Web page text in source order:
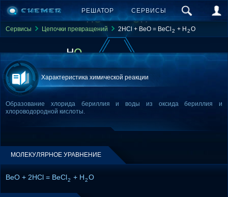
РЕШАТОР СЕРВИСЫ
Сервисы Цепочки превращений 2HCl + BeO = BeCl 2 + H 2O
Характеристика химической реакции
Образование хлорида бериллия и воды из оксида бериллия и
хлороводородной кислоты.
МОЛЕКУЛЯРНОЕ УРАВНЕНИЕ
BeO + 2HCl = BeCl2 + H2O